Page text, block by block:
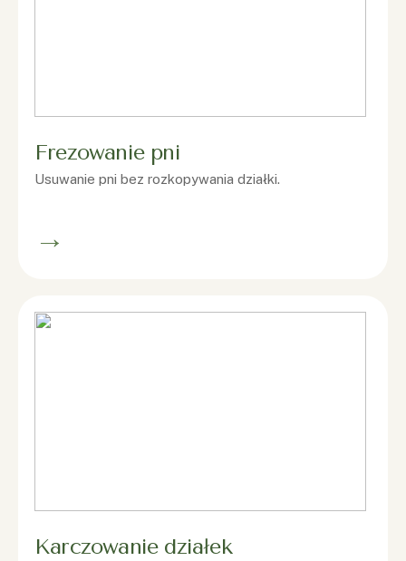
Frezowanie pni
Usuwanie pni bez rozkopywania działki.
→
Karczowanie działek